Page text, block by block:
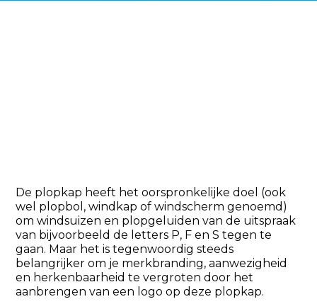
De plopkap heeft het oorspronkelijke doel (ook
wel plopbol, windkap of windscherm genoemd)
om windsuizen en plopgeluiden van de uitspraak
van bijvoorbeeld de letters P, F en S tegen te
gaan. Maar het is tegenwoordig steeds
belangrijker om je merkbranding, aanwezigheid
en herkenbaarheid te vergroten door het
aanbrengen van een logo op deze plopkap.